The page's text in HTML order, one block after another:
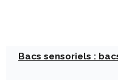
Bacs sensoriels :